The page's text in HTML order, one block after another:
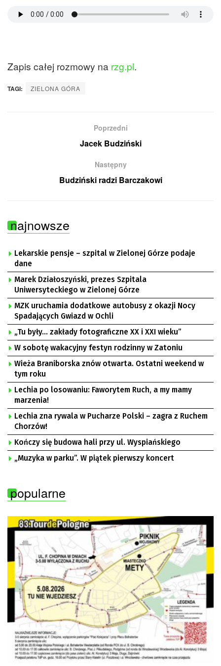
Zapis całej rozmowy na rzg.pl.
TAGI: ZIELONA GÓRA
Poprzedni
Jacek Budziński
Następny
Budziński radzi Barczakowi
najnowsze
Lekarskie pensje – szpital w Zielonej Górze podaje
dane
Marek Działoszyński, prezes Szpitala
Uniwersyteckiego w Zielonej Górze
MZK uruchamia dodatkowe autobusy z okazji Nocy
Spadających Gwiazd w Ochli
„Tu były… zakłady fotograficzne XX i XXI wieku”
W sobotę wakacyjny festyn rodzinny w Zatoniu
Wieża Braniborska znów otwarta. Ostatni weekend w
tym roku
Lechia po losowaniu: Faworytem Ruch, a my mamy
marzenia!
Lechia zna rywala w Pucharze Polski – zagra z Ruchem
Chorzów!
Kończy się budowa hali przy ul. Wyspiańskiego
„Muzyka w parku”. W piątek pierwszy koncert
popularne